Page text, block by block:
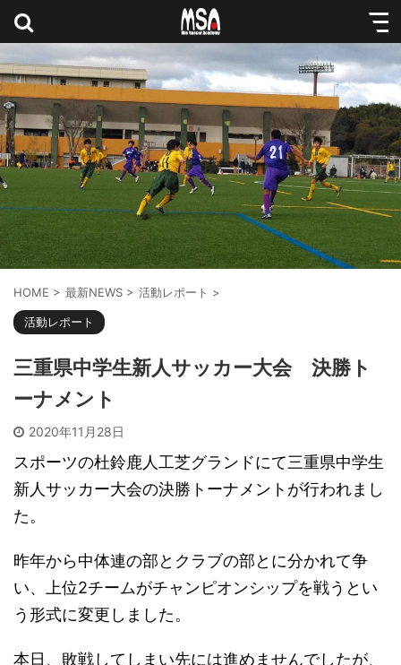
HOME > 最新NEWS > 活動レポート >
活動レポート
三重県中学生新人サッカー大会 決勝ト
ーナメント
2020年11月28日
スポーツの杜鈴鹿人工芝グランドにて三重県中学生
新人サッカー大会の決勝トーナメントが行われまし
た。
昨年から中体連の部とクラブの部とに分かれて争
い、上位2チームがチャンピオンシップを戦うとい
う形式に変更しました。
本日、敗戦してしまい先には進めませんでしたが、